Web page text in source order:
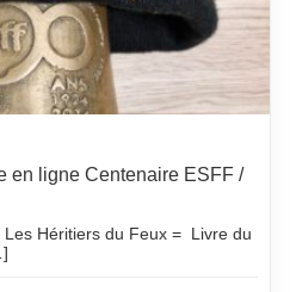
en ligne Centenaire ESFF /
Les Héritiers du Feux = Livre du